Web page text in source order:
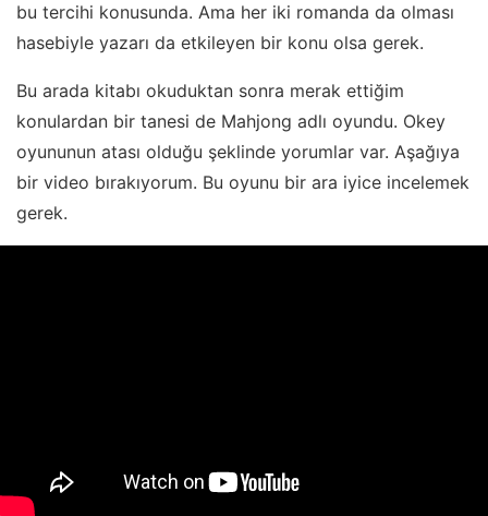
bu tercihi konusunda. Ama her iki romanda da olması
hasebiyle yazarı da etkileyen bir konu olsa gerek.
Bu arada kitabı okuduktan sonra merak ettiğim
konulardan bir tanesi de Mahjong adlı oyundu. Okey
oyununun atası olduğu şeklinde yorumlar var. Aşağıya
bir video bırakıyorum. Bu oyunu bir ara iyice incelemek
gerek.